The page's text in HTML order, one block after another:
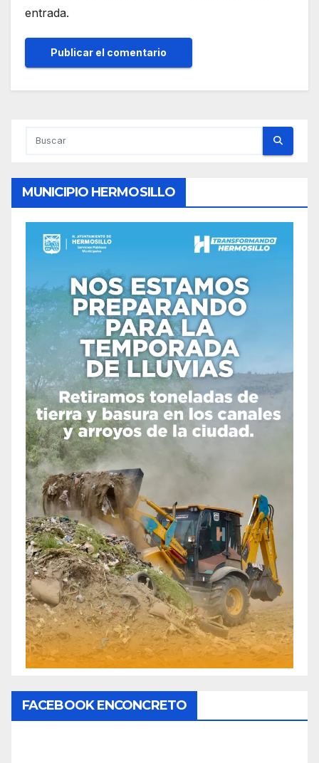
entrada.
MUNICIPIO HERMOSILLO
FACEBOOK ENCONCRETO